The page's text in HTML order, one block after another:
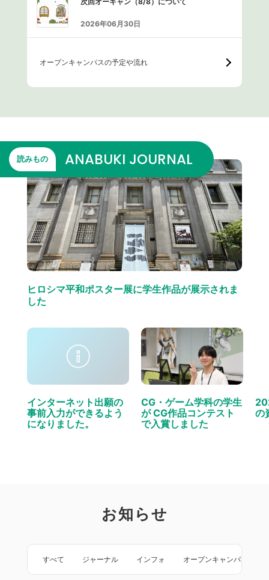
2026年06月30日
オープンキャンパスの予定や流れ
読みもの ANABUKI JOURNAL
ヒロシマ平和ポスター展に学生作品が展示されま
した
インターネット出願の
事前入力ができるよう
になりました。
CG・ゲーム学科の学生
が CG作品コンテスト
で入賞しました
の
お知らせ
すべて ジャーナル インフォ オープンキャンパス